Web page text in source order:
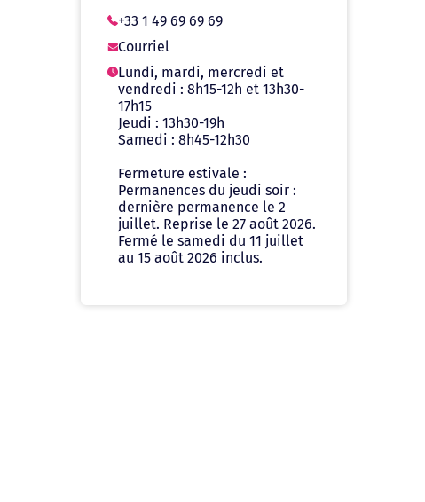
+33 1 49 69 69 69
Courriel
Lundi, mardi, mercredi et
vendredi : 8h15-12h et 13h30-
17h15
Jeudi : 13h30-19h
Samedi : 8h45-12h30
Fermeture estivale :
Permanences du jeudi soir :
dernière permanence le 2
juillet. Reprise le 27 août 2026.
Fermé le samedi du 11 juillet
au 15 août 2026 inclus.